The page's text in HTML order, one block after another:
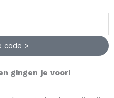
code >
gingen je voor!